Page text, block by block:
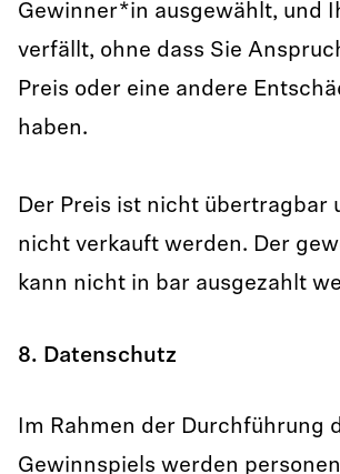
Gewinner*in ausgewählt, und
verfällt, ohne dass Sie
Preis oder eine andere
haben.
Der Preis ist nicht übertragbar
nicht verkauft werden. Der
kann nicht in bar ausgezahlt
8. Datenschutz
Im Rahmen der Durchführung
Gewinnspiels werden